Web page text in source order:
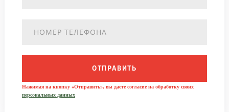
ОТПРАВИТЬ
Нажимая на кнопку «Отправить», вы даете согласие на обработку своих
персональных данных